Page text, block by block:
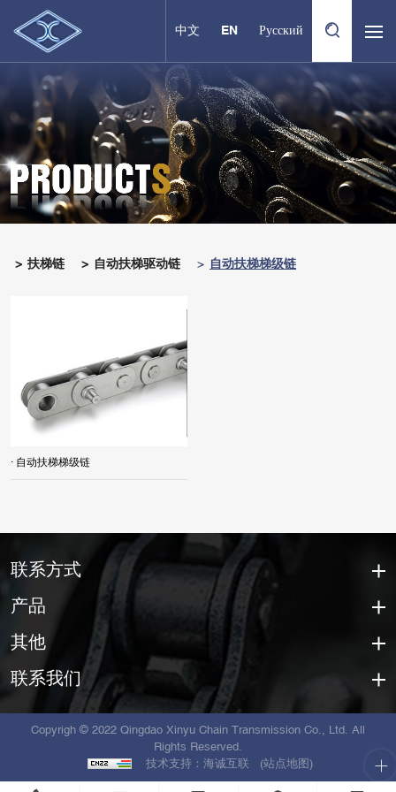
中文 EN Русский
扶梯链 自动扶梯驱动链 自动扶梯梯级链
· 自动扶梯梯级链
联系方式
产品
其他
联系我们
Copyrigh © 2022 Qingdao Xinyu Chain Transmission Co., Ltd. All
Rights Reserved.
技术支持：海诚互联
(站点地图)